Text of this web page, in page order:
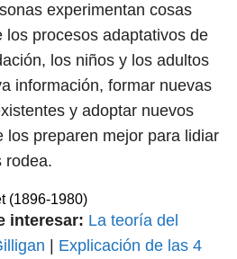
experimentan cosas
los procesos adaptativos de
los niños y los adultos
información, formar nuevas
y adoptar nuevos
los preparen mejor para lidiar
rodea.
(1896-1980)
interesar: La teoría del
Explicación de las 4